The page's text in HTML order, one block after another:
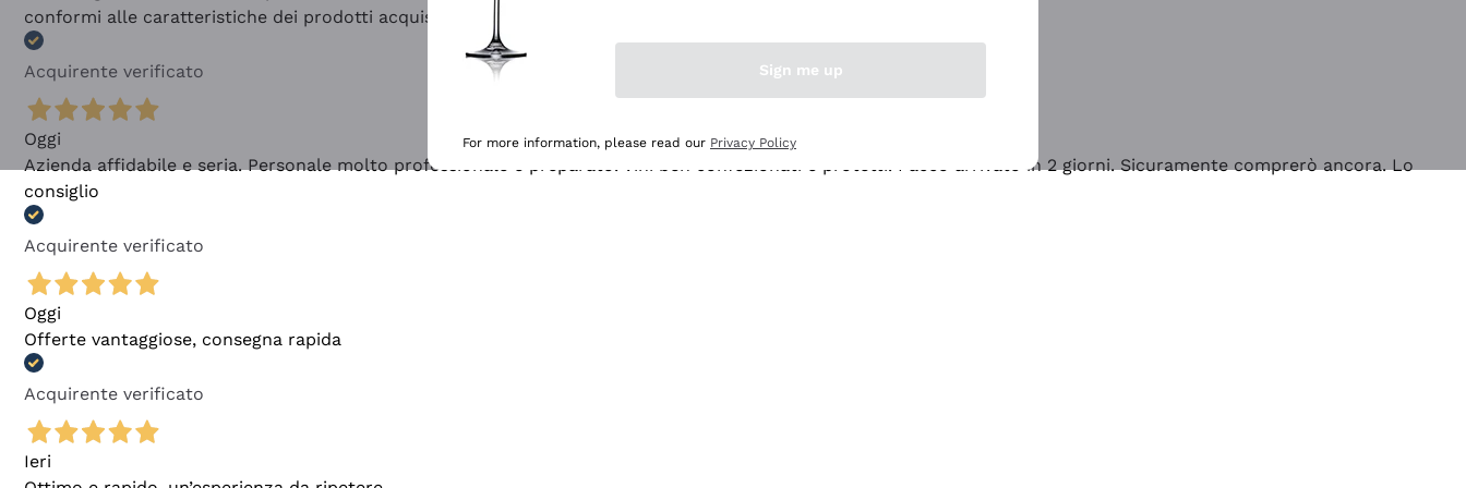
conformi alle caratteristiche dei prodotti acquistati
Acquirente verificato
Oggi
Azienda affidabile e seria. Personale molto professionale e preparato. Vini ben confezionati e protetti. Pacco arrivato in 2 giorni. Sicuramente comprerò ancora. Lo
consiglio
Acquirente verificato
Oggi
Offerte vantaggiose, consegna rapida
Acquirente verificato
Ieri
Sign me up
For more information, please read our Privacy Policy